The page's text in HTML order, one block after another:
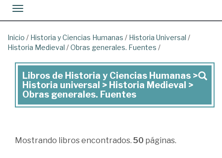
Toggle navigation
Inicio / Historia y Ciencias Humanas / Historia Universal /
Historia Medieval /Obras generales. Fuentes /
Libros
de
Historia
Ciencias
Libros de Historia y Ciencias Humanas >
Historia universal > Historia Medieval >
Obras generales. Fuentes
Mostrando libros encontrados. 50 páginas.